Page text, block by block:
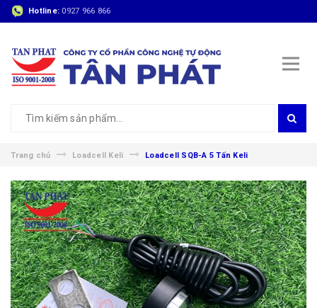
Hotline: 0927 966 866
Trang chủ Loadcell Keli Loadcell SQB-A 5 Tấn Keli